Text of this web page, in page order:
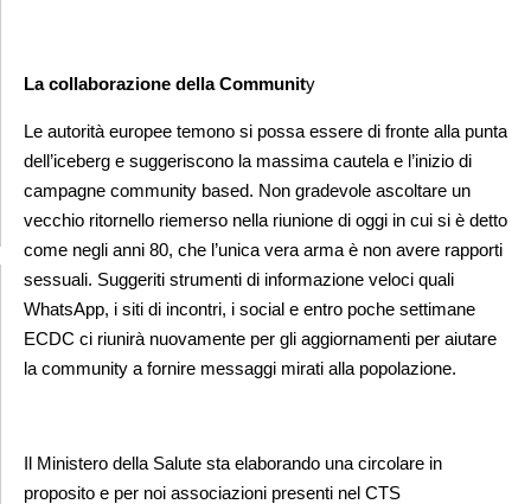
La collaborazione della Community
Le autorità europee temono si possa essere di fronte alla punta
dell’iceberg e suggeriscono la massima cautela e l’inizio di
campagne community based. Non gradevole ascoltare un
vecchio ritornello riemerso nella riunione di oggi in cui si è detto
come negli anni 80, che l’unica vera arma è non avere rapporti
sessuali. Suggeriti strumenti di informazione veloci quali
WhatsApp, i siti di incontri, i social e entro poche settimane
ECDC ci riunirà nuovamente per gli aggiornamenti per aiutare
la community a fornire messaggi mirati alla popolazione.
Il Ministero della Salute sta elaborando una circolare in
proposito e per noi associazioni presenti nel CTS